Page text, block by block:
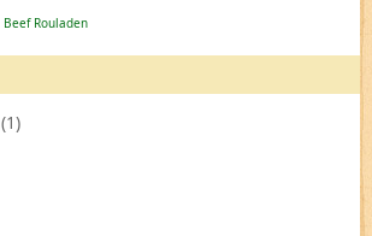
Beef Rouladen
(1)